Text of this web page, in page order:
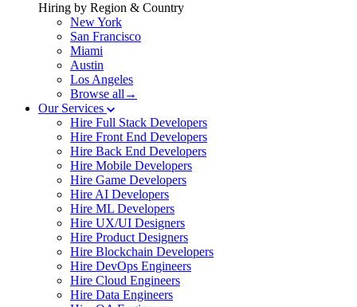
Hiring by Region & Country
New York
San Francisco
Miami
Austin
Los Angeles
Browse all→
Our Services
Hire Full Stack Developers
Hire Front End Developers
Hire Back End Developers
Hire Mobile Developers
Hire Game Developers
Hire AI Developers
Hire ML Developers
Hire UX/UI Designers
Hire Product Designers
Hire Blockchain Developers
Hire DevOps Engineers
Hire Cloud Engineers
Hire Data Engineers